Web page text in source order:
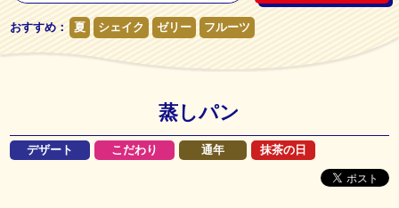
おすすめ： 夏 シェイク ゼリー フルーツ
蒸しパン
デザート こだわり 通年 抹茶の日